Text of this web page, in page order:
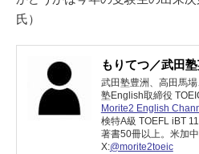
氏）
もりてつ／武田
武田塾豊洲、高田馬
塾English取締役
Morite2 English
検特A級 TOEFL iBT
著書50冊以上。米加
X:@morite2toeic